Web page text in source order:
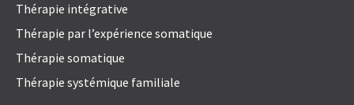
Thérapie intégrative
Thérapie par l’expérience somatique
Thérapie somatique
Thérapie systémique familiale